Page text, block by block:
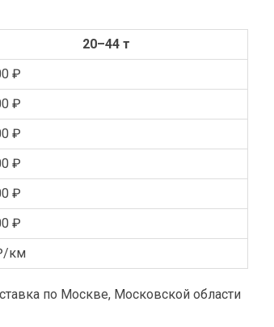
20–44 т
₽
₽
₽
₽
₽
₽
км
по Москве, Московской области